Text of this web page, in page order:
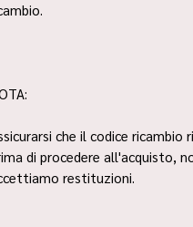
che il codice
di procedere all'acquisto,
restituzioni.